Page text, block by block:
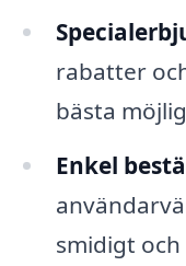
rabatter
bästa
Enkel
smidigt